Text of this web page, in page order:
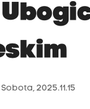
Sobota, 2025.11.15